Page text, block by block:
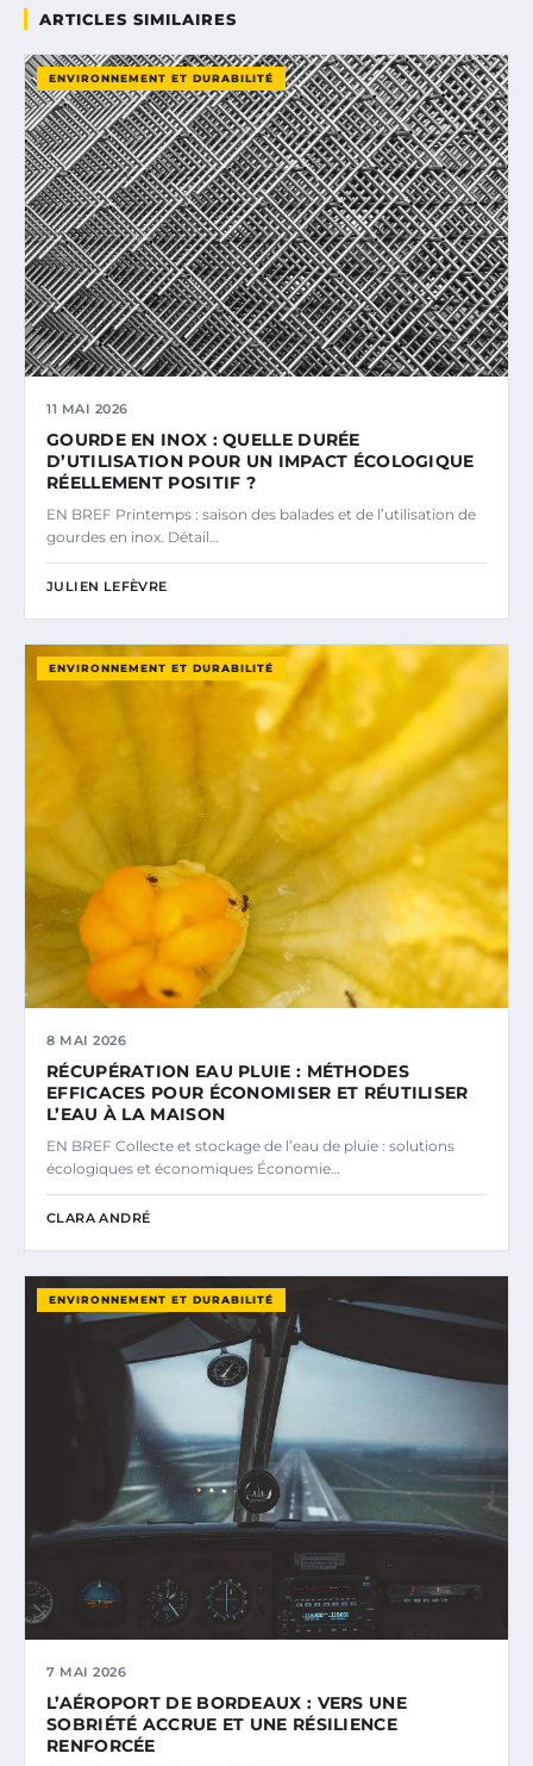
ARTICLES SIMILAIRES
ENVIRONNEMENT ET DURABILITÉ
11 MAI 2026
GOURDE EN INOX : QUELLE DURÉE
D’UTILISATION POUR UN IMPACT ÉCOLOGIQUE
RÉELLEMENT POSITIF ?
EN BREF Printemps : saison des balades et de l’utilisation de
gourdes en inox. Détail…
JULIEN LEFÈVRE
ENVIRONNEMENT ET DURABILITÉ
8 MAI 2026
RÉCUPÉRATION EAU PLUIE : MÉTHODES
EFFICACES POUR ÉCONOMISER ET RÉUTILISER
L’EAU À LA MAISON
EN BREF Collecte et stockage de l’eau de pluie : solutions
écologiques et économiques Économie…
CLARA ANDRÉ
ENVIRONNEMENT ET DURABILITÉ
7 MAI 2026
L’AÉROPORT DE BORDEAUX : VERS UNE
SOBRIÉTÉ ACCRUE ET UNE RÉSILIENCE
RENFORCÉE